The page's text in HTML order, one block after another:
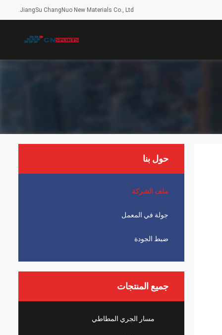
JiangSu ChangNuo New Materials Co., Ltd.
حول بنا
ملف الشركة
جولة في المعمل
ضبط الجودة
جميع المنتجات
مسار الجري المطاطي